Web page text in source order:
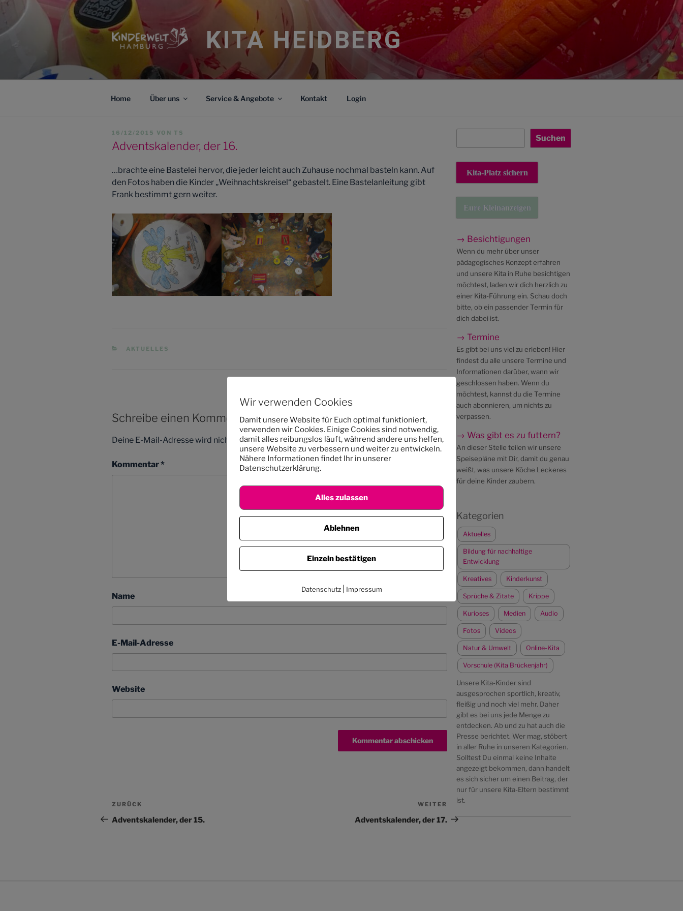
Zum
Inhalt
springen
KITA HEIDBERG
Home Über uns Service & Angebote Kontakt Login
VERÖFFENTLICHT
AM
16/12/2015 VON TS
Adventskalender, der 16.
…brachte eine Bastelei hervor, die jeder leicht auch Zuhause nochmal basteln kann. Auf
den Fotos haben die Kinder „Weihnachtskreisel“ gebastelt. Eine Bastelanleitung gibt
Frank bestimmt gern weiter.
KATEGORIEN
AKTUELLES
Schreibe einen Kommentar
Deine E-Mail-Adresse wird nicht veröffentlicht.Erforderliche Felder sind mit*markiert
Kommentar*
Name
E-Mail-Adresse
Website
Beitragsnavigation
Vorheriger
Beitrag
ZURÜCK
Adventskalender, der 15.
Nächster
Beitrag
WEITER
Adventskalender, der 17.
Suchen
Kita-Platz sichern
Eure Kleinanzeigen
→ Besichtigungen
Wenn du mehr über unser
pädagogisches Konzept erfahren
und unsere Kita in Ruhe besichtigen
möchtest, laden wir dich herzlich zu
einer Kita-Führung ein. Schau doch
bitte, ob ein passender Termin für
dich dabei ist.
→ Termine
Es gibt bei uns viel zu erleben! Hier
findest du alle unsere Termine und
Informationen darüber, wann wir
geschlossen haben. Wenn du
möchtest, kannst du die Termine
auch abonnieren, um nichts zu
verpassen.
→ Was gibt es zu futtern?
An dieser Stelle teilen wir unsere
Speisepläne mit Dir, damit du genau
weißt, was unsere Köche Leckeres
für deine Kinder zaubern.
Kategorien
Aktuelles
Bildung für nachhaltige
Entwicklung
Kreatives Kinderkunst
Sprüche & Zitate Krippe
Kurioses Medien Audio
Fotos Videos
Natur & Umwelt Online-Kita
Vorschule (Kita Brückenjahr)
Unsere Kita-Kinder sind
ausgesprochen sportlich, kreativ,
fleißig und noch viel mehr. Daher
gibt es bei uns jede Menge zu
entdecken. Ab und zu hat auch die
Presse berichtet. Wer mag, stöbert
in aller Ruhe in unseren Kategorien.
Solltest Du einmal keine Inhalte
angezeigt bekommen, dann handelt
es sich sicher um einen Beitrag, der
nur für unsere Kita-Eltern bestimmt
ist.
Wir verwenden Cookies
Damit unsere Website für Euch optimal funktioniert,
verwenden wir Cookies. Einige Cookies sind notwendig,
damit alles reibungslos läuft, während andere uns helfen,
unsere Website zu verbessern und weiter zu entwickeln.
Nähere Informationen findet Ihr in unserer
Datenschutzerklärung.
Alles zulassen
Ablehnen
Einzeln bestätigen
Datenschutz| Impressum